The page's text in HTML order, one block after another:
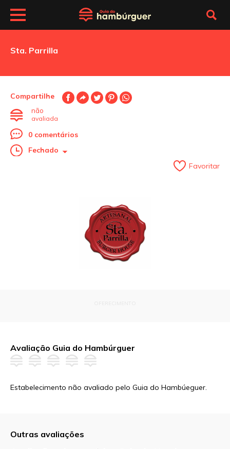
Sta. Parrilla
Compartilhe
não
avaliada
0 comentários
Fechado
Favoritar
Avaliação Guia do Hambúrguer
Estabelecimento não avaliado pelo Guia do Hambúeguer.
Outras avaliações